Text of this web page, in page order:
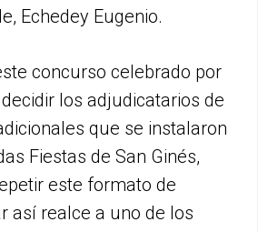
Echedey Eugenio.
concurso celebrado por
los adjudicatarios de
que se instalaron
Fiestas de San Ginés,
este formato de
así realce a uno de los